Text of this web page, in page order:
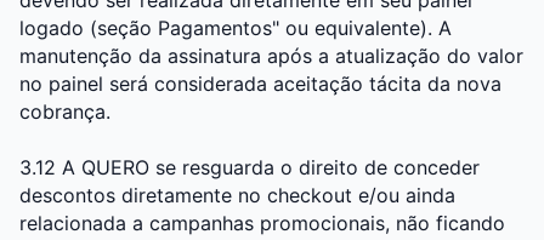
logado (seção Pagamentos" ou equivalente). A
manutenção da assinatura após a atualização do valor
no painel será considerada aceitação tácita da nova
cobrança.
3.12 A QUERO se resguarda o direito de conceder
descontos diretamente no checkout e/ou ainda
relacionada a campanhas promocionais, não ficando